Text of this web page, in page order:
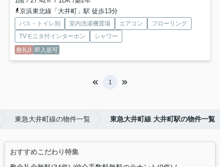
京浜東北線「大井町」駅 徒歩13分
バス・トイレ別 室内洗濯機置場 エアコン
フローリング
TVモニタ付インターホン
シャワー
敷礼0 即入居可
1
東急大井町線の物件一覧 東急大井町線 大井町駅の物件一覧
おすすめこだわり特集